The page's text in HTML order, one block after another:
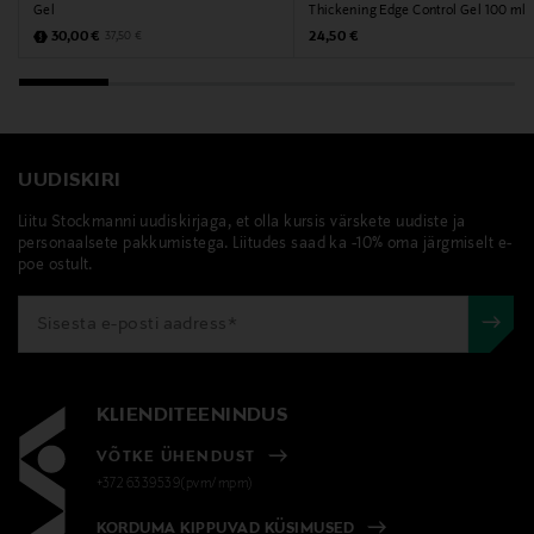
Gel
Discounted Price
30,00 € Original Price
37,50 €
Thickening Edge Control Gel 100 ml
Original Price
24,50 €
UUDISKIRI
Liitu Stockmanni uudiskirjaga, et olla kursis värskete uudiste ja
personaalsete pakkumistega. Liitudes saad ka -10% oma järgmiselt e-
poe ostult.
KLIENDITEENINDUS
VÕTKE ÜHENDUST
+372 6339539(pvm/mpm)
KORDUMA KIPPUVAD KÜSIMUSED